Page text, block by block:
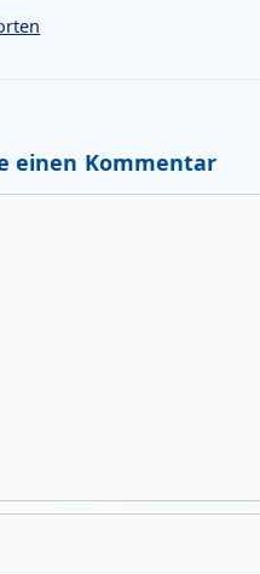
einen Kommentar